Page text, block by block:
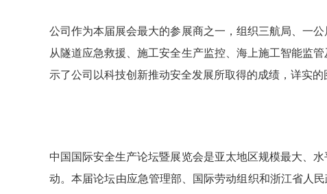
公司作为本届展会最大的参展商之一，组织三航局、一
从隧道应急救援、施工安全生产监控、海上施工智能监
示了公司以科技创新推动安全发展所取得的成绩，详实
中国国际安全生产论坛暨展览会是亚太地区规模最大、
动。本届论坛由应急管理部、国际劳动组织和浙江省人